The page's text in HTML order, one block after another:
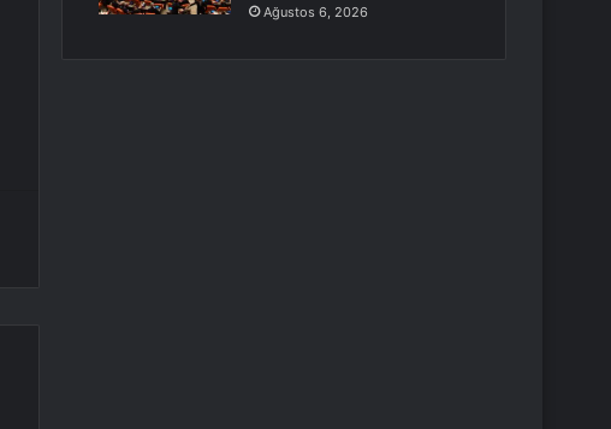
Ağustos 6, 2026